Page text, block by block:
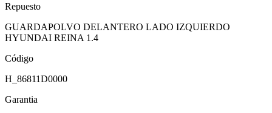
Repuesto
GUARDAPOLVO DELANTERO LADO IZQUIERDO
HYUNDAI REINA 1.4
Código
H_86811D0000
Garantia